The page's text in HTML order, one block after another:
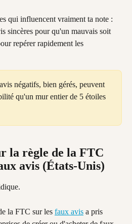
qui influencent vraiment ta note :
sincères pour qu'un mauvais soit
repérer rapidement les
négatifs, bien gérés, peuvent
qu'un mur entier de 5 étoiles
la règle de la FTC
avis (États-Unis)
la FTC sur les faux avis a pris